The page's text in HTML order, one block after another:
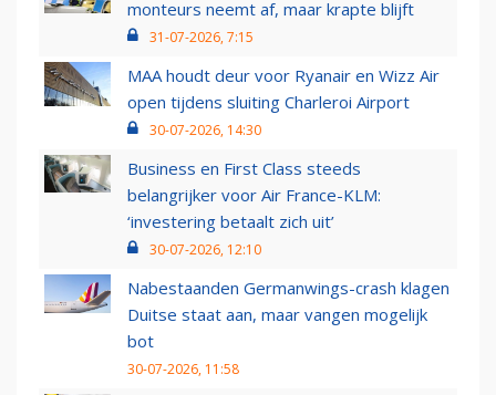
monteurs neemt af, maar krapte blijft
31-07-2026, 7:15
MAA houdt deur voor Ryanair en Wizz Air
open tijdens sluiting Charleroi Airport
30-07-2026, 14:30
Business en First Class steeds
belangrijker voor Air France-KLM:
‘investering betaalt zich uit’
30-07-2026, 12:10
Nabestaanden Germanwings-crash klagen
Duitse staat aan, maar vangen mogelijk
bot
30-07-2026, 11:58